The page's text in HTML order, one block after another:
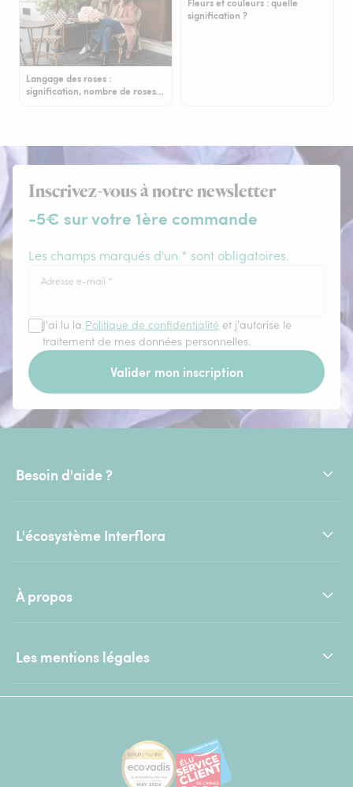
Langage des roses :
signification, nombre de roses…
Fleurs et couleurs : quelle
signification ?
Inscrivez-vous à notre newsletter
-5€ sur votre 1ère commande
Les champs marqués d'un * sont obligatoires.
Adresse e-mail *
J'ai lu la Politique de confidentialité et j'autorise le
traitement de mes données personnelles.
Valider mon inscription
Besoin d'aide ?
L'écosystème Interflora
À propos
Les mentions légales